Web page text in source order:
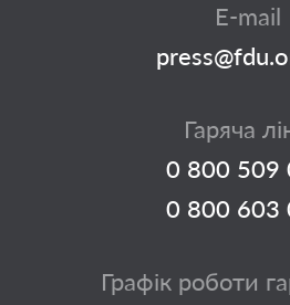
E-mail
Гаряча
0 800 509
0 800 603
Графік роботи